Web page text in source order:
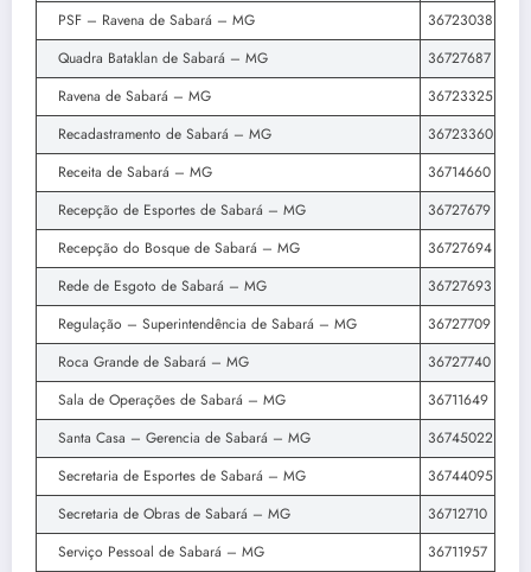
PSF – Ravena de Sabará – MG
36723038
Quadra Bataklan de Sabará – MG
36727687
Ravena de Sabará – MG
36723325
Recadastramento de Sabará – MG
36723360
Receita de Sabará – MG
36714660
Recepção de Esportes de Sabará – MG
36727679
Recepção do Bosque de Sabará – MG
36727694
Rede de Esgoto de Sabará – MG
36727693
Regulação – Superintendência de Sabará – MG
36727709
Roca Grande de Sabará – MG
36727740
Sala de Operações de Sabará – MG
36711649
Santa Casa – Gerencia de Sabará – MG
36745022
Secretaria de Esportes de Sabará – MG
36744095
Secretaria de Obras de Sabará – MG
36712710
Serviço Pessoal de Sabará – MG
36711957